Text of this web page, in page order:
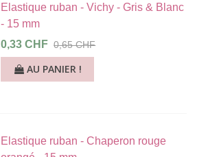
Elastique ruban - Vichy - Gris & Blanc
- 15 mm
0,33 CHF 0,65 CHF
AU PANIER !
Elastique ruban - Chaperon rouge